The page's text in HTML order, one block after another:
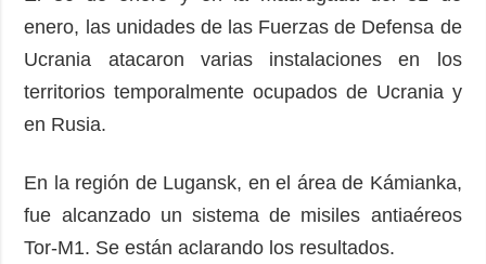
enero, las unidades de las Fuerzas de Defensa de
Ucrania atacaron varias instalaciones en los
territorios temporalmente ocupados de Ucrania y
en Rusia.
En la región de Lugansk, en el área de Kámianka,
fue alcanzado un sistema de misiles antiaéreos
Tor-M1. Se están aclarando los resultados.